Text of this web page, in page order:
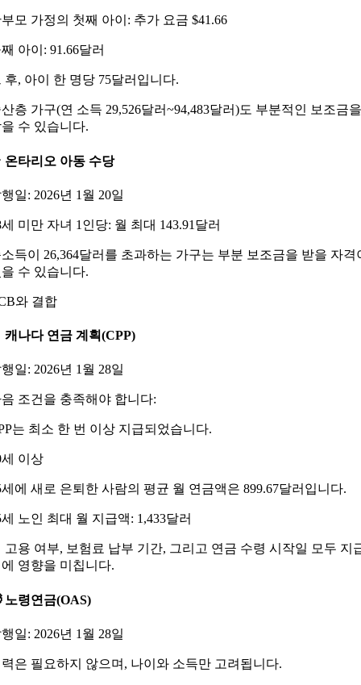
모 가정의 첫째 아이: 추가 요금 $41.66
아이: 91.66달러
후, 아이 한 명당 75달러입니다.
층 가구(연 소득 29,526달러~94,483달러)도 부분적인 보조금을
수 있습니다.
온타리오 아동 수당
일: 2026년 1월 20일
세 미만 자녀 1인당: 월 최대 143.91달러
득이 26,364달러를 초과하는 가구는 부분 보조금을 받을 자격
수 있습니다.
와 결합
캐나다 연금 계획(CPP)
일: 2026년 1월 28일
조건을 충족해야 합니다:
는 최소 한 번 이상 지급되었습니다.
세 이상
세에 새로 은퇴한 사람의 평균 월 연금액은 899.67달러입니다.
세 노인 최대 월 지급액: 1,433달러
고용 여부, 보험료 납부 기간, 그리고 연금 수령 시작일 모두 지
영향을 미칩니다.
노령연금(OAS)
일: 2026년 1월 28일
은 필요하지 않으며, 나이와 소득만 고려됩니다.